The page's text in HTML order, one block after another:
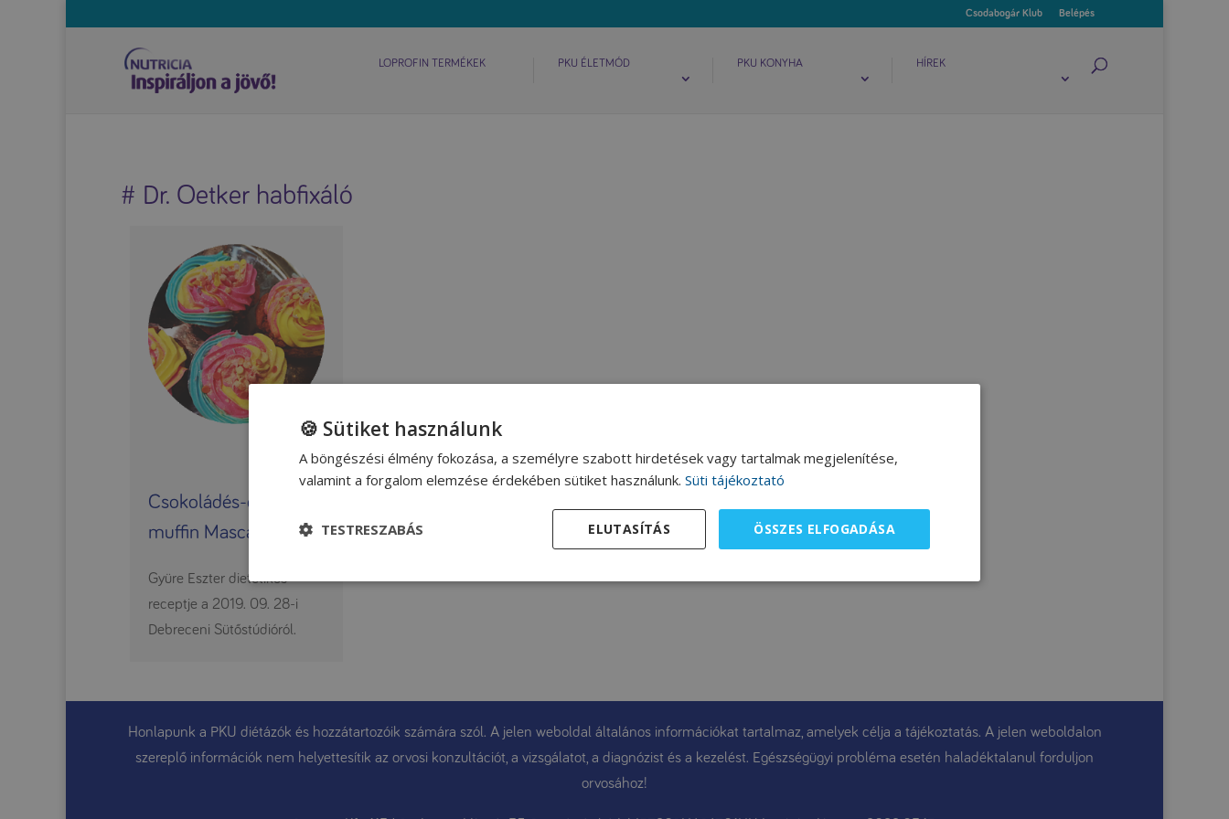
Csodabogár Klub Belépés
LOPROFIN TERMÉKEK PKU ÉLETMÓD PKU KONYHA HÍREK
# Dr. Oetker habfixáló
Csokoládés-cukkinis
muffin Mascarponéval
Gyüre Eszter dietetikus
receptje a 2019. 09. 28-i
Debreceni Sütőstúdióról.
Honlapunk a PKU diétázók és hozzátartozóik számára szól. A jelen weboldal általános információkat tartalmaz, amelyek célja a tájékoztatás. A jelen weboldalon
szereplő információk nem helyettesítik az orvosi konzultációt, a vizsgálatot, a diagnózist és a kezelést. Egészségügyi probléma esetén haladéktalanul forduljon
orvosához!
🍪 Sütiket használunk
A böngészési élmény fokozása, a személyre szabott hirdetések vagy tartalmak megjelenítése,
valamint a forgalom elemzése érdekében sütiket használunk. Süti tájékoztató
ÖSSZES ELFOGADÁSA
ELUTASÍTÁS
TESTRESZABÁS